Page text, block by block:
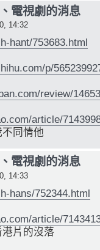
電視劇的消息
14:32
hant/753683.html
p/
review/
article/
同情他
電視劇的消息
14:33
hans/752344.html
article/
片的沒落